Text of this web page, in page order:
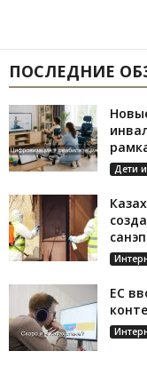
ПОСЛЕДНИЕ
Дети
ЕС